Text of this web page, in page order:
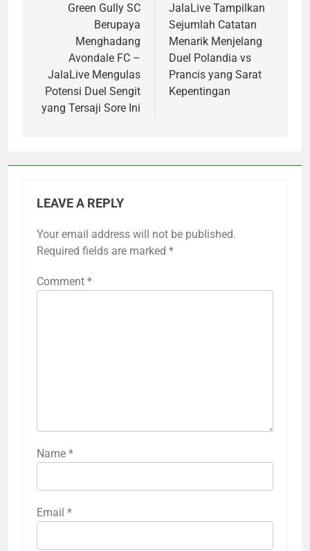
navigation
Green Gully SC
Berupaya
Menghadang
Avondale FC –
JalaLive Mengulas
Potensi Duel Sengit
yang Tersaji Sore Ini
JalaLive Tampilkan
Sejumlah Catatan
Menarik Menjelang
Duel Polandia vs
Prancis yang Sarat
Kepentingan
LEAVE A REPLY
Your email address will not be published.
Required fields are marked *
Comment *
Name *
Email *